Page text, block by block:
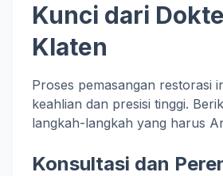
Kunci dari
Klaten
Proses pemasangan restorasi
keahlian dan presisi tinggi.
langkah-langkah yang harus
Konsultasi dan